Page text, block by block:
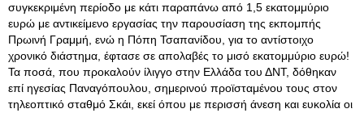
συγκεκριμένη περίοδο με κάτι παραπάνω από 1,5 εκατομμύριο
ευρώ με αντικείμενο εργασίας την παρουσίαση της εκπομπής
Πρωινή Γραμμή, ενώ η Πόπη Τσαπανίδου, για το αντίστοιχο
χρονικό διάστημα, έφτασε σε απολαβές το μισό εκατομμύριο ευρώ!
Τα ποσά, που προκαλούν ίλιγγο στην Ελλάδα του ΔΝΤ, δόθηκαν
επί ηγεσίας Παναγόπουλου, σημερινού προϊσταμένου τους στον
τηλεοπτικό σταθμό Σκάι, εκεί όπου με περισσή άνεση και ευκολία οι